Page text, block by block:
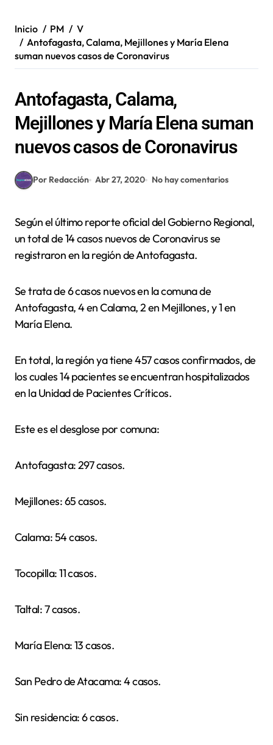
Inicio PM
V
Antofagasta, Calama, Mejillones y María Elena
suman nuevos casos de Coronavirus
Antofagasta, Calama,
Mejillones y María Elena suman
nuevos casos de Coronavirus
Por Redacción Abr 27, 2020 No hay comentarios
Según el último reporte oficial del Gobierno Regional,
un total de 14 casos nuevos de Coronavirus se
registraron en la región de Antofagasta.
Se trata de 6 casos nuevos en la comuna de
Antofagasta, 4 en Calama, 2 en Mejillones, y 1 en
María Elena.
En total, la región ya tiene 457 casos confirmados, de
los cuales 14 pacientes se encuentran hospitalizados
en la Unidad de Pacientes Críticos.
Este es el desglose por comuna:
Antofagasta: 297 casos.
Mejillones: 65 casos.
Calama: 54 casos.
Tocopilla: 11 casos.
Taltal: 7 casos.
María Elena: 13 casos.
San Pedro de Atacama: 4 casos.
Sin residencia: 6 casos.